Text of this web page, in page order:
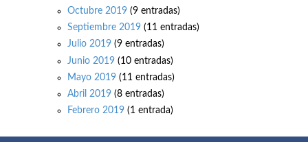
Octubre 2019 (9 entradas)
Septiembre 2019 (11 entradas)
Julio 2019 (9 entradas)
Junio 2019 (10 entradas)
Mayo 2019 (11 entradas)
Abril 2019 (8 entradas)
Febrero 2019 (1 entrada)